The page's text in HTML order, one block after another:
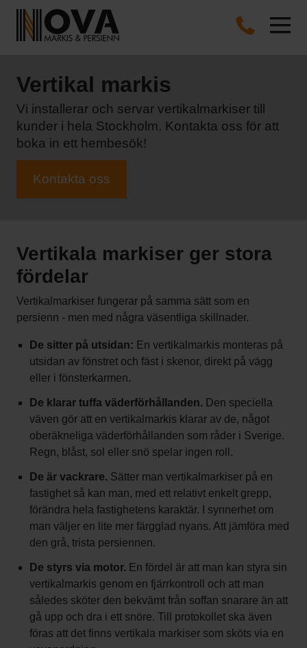
Vertikal markis
Vi installerar och servar vertikalmarkiser till
kunder i hela Stockholm. Kontakta oss för att
boka in ett hembesök!
Kontakta oss
Vertikala markiser ger stora
fördelar
Vertikalmarkiser fungerar på samma sätt som en
persienn - men med några väsentliga skillnader.
De sitter på utsidan: En vertikalmarkis monteras på
utsidan av fönstret och fäst i skenor, direkt på vägg
eller i fönsterkarmen.
De klarar tuffa väderförhållanden. Den speciella
väven gör att en vertikalmarkis klarar av de, något
oberäkneliga väderförhållanden som råder i Sverige.
Regn, blåst, sol eller snö spelar ingen roll.
De är vackrare. Sätter man vertikalmarkiser på en
fastighet så kan man, med ett relativt enkelt grepp,
förändra hela fastighetens karaktär. I synnerhet om
man väljer en lite mer färgglad nyans. Att jämföra med
den grå, trista persiennen.
De styrs via motor. En fördel är att man kan styra sin
vertikalmarkis genom en fjärrkontroll och att man
således sköter den bekvämt från soffan snarare än att
gå upp och dra i ett snöre. Till protokollet ska även
föras att det finns vertikala markiser som sköts via en